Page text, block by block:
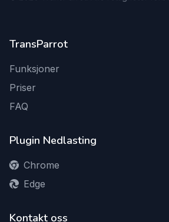
TransParrot
Funksjoner
Priser
FAQ
Plugin Nedlasting
Chrome
Edge
Kontakt oss